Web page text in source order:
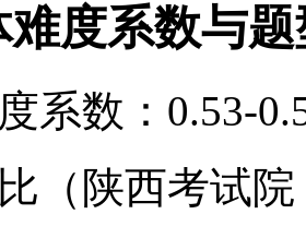
难度系数与
系数：0.53-
（陕西考试